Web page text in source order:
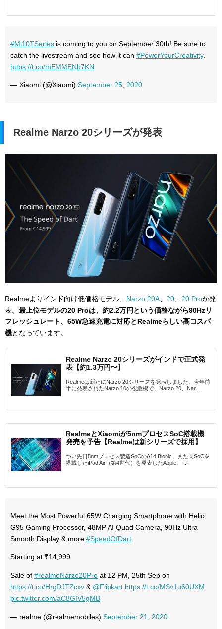
#Mi10TSeries is coming to you on September 30th! Be sure to
catch the livestream and see how it can #PowerYourCreativity.
https://t.co/mEMMENb7KN
— Xiaomi (@Xiaomi) September 25, 2020
Realme Narzo 20シリーズが発表
Realmeよりインド向け低価格モデル、 Narzo 20A 20 20 Proが発
表。 最上位モデルの20 Proは、約2.2万円という価格ながら90Hzリ
フレッシュレート、65W急速充電に対応とRealmeらしい高コスパ
機となっています。
Realme Narzo 20シリーズがインドで正式発
表【約1.3万円〜】
Realmeは新たにNarzo 20シリーズを発表しました。今年前
半に発表されたNarzo 10の後継機で、Narzo 20、Nar...
RealmeとXiaomiが5nmプロセスSoC搭載機
発売を予告【Realmeは新シリーズで採用】
つい先日5nmプロセス製造SoCのA14 Bionic、また同SoCを
搭載したiPad Air（第4世代）を発表したApple。 ...
Meet the Most Powerful 65W Charging Smartphone with Helio
G95 Gaming Processor, 48MP AI Quad Camera, 90Hz Ultra
Smooth Display & more. #SpeedOfDart
Starting at ₹14,999
Sale of #realmeNarzo20Pro at 12 PM, 25th Sep on
https://t.co/HrgDJTZcxv & @Flipkart https://t.co/MSv1u60UXM
pic.twitter.com/aC8GIV5gMB
— realme (@realmemobiles) September 21, 2020